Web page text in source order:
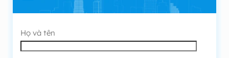
Họ và tên